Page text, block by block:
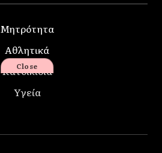
Μητρότητα
Αθλητικά
Κατοικίδια
Υγεία
Close